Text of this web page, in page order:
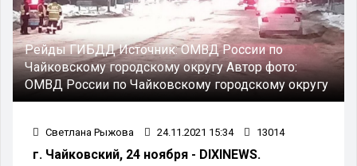
Рейды ГИБДДИсточник:ОМВД России по
Чайковскому городскому округуАвтор фото:
ОМВД России по Чайковскому городскому округу
Светлана Рыжова 24.11.2021 15:34 13014
г. Чайковский, 24 ноября - DIXINEWS.